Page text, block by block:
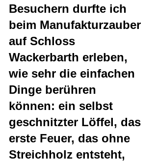
Besuchern durfte ich
beim Manufakturzauber
auf Schloss
Wackerbarth erleben,
wie sehr die einfachen
Dinge berühren
können: ein selbst
geschnitzter Löffel, das
erste Feuer, das ohne
Streichholz entsteht,